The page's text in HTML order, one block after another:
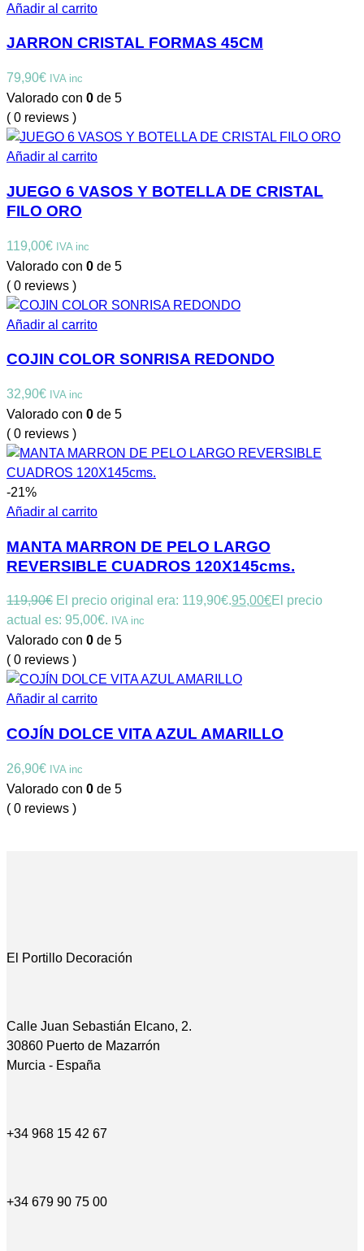
Añadir al carrito
JARRON CRISTAL FORMAS 45CM
79,90€ IVA inc
Valorado con 0 de 5
( 0 reviews )
Añadir al carrito
JUEGO 6 VASOS Y BOTELLA DE CRISTAL
FILO ORO
119,00€ IVA inc
Valorado con 0 de 5
( 0 reviews )
Añadir al carrito
COJIN COLOR SONRISA REDONDO
32,90€ IVA inc
Valorado con 0 de 5
( 0 reviews )
-21%
Añadir al carrito
MANTA MARRON DE PELO LARGO
REVERSIBLE CUADROS 120X145cms.
119,90€ El precio original era: 119,90€.95,00€El precio
actual es: 95,00€. IVA inc
Valorado con 0 de 5
( 0 reviews )
Añadir al carrito
COJÍN DOLCE VITA AZUL AMARILLO
26,90€ IVA inc
Valorado con 0 de 5
( 0 reviews )
El Portillo Decoración
Calle Juan Sebastián Elcano, 2.
30860 Puerto de Mazarrón
Murcia - España
+34 968 15 42 67
+34 679 90 75 00